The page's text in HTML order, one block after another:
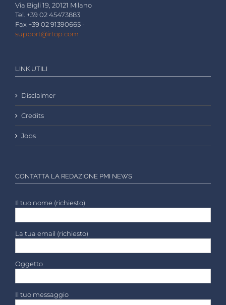
Via Bigli 19, 20121 Milano
Tel. +39 02 45473883
Fax +39 02 91390665 -
support@irtop.com
LINK UTILI
Disclaimer
Credits
Jobs
CONTATTA LA REDAZIONE PMI NEWS
Il tuo nome (richiesto)
La tua email (richiesto)
Oggetto
Il tuo messaggio